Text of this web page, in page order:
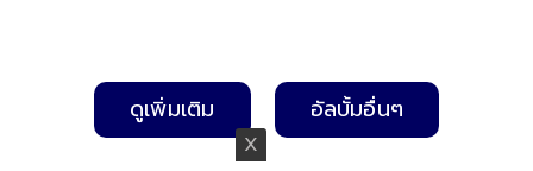
ดูเพิ่มเติม อัลบั้มอื่นๆ